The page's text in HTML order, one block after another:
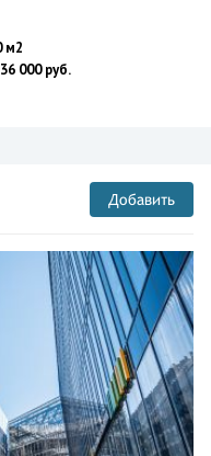
м2
36 000 руб.
Добавить